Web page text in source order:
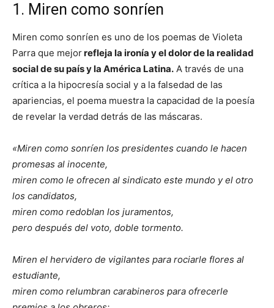
1. Miren como sonríen
Miren como sonríen es uno de los poemas de Violeta
Parra que mejorrefleja la ironía y el dolor de la realidad
social de su país y la América Latina. A través de una
crítica a la hipocresía social y a la falsedad de las
apariencias, el poema muestra la capacidad de la poesía
de revelar la verdad detrás de las máscaras.
«Miren como sonríen los presidentes cuando le hacen
promesas al inocente,
miren como le ofrecen al sindicato este mundo y el otro
los candidatos,
miren como redoblan los juramentos,
pero después del voto, doble tormento.
Miren el hervidero de vigilantes para rociarle flores al
estudiante,
miren como relumbran carabineros para ofrecerle